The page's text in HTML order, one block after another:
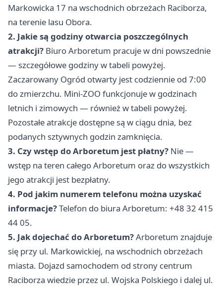
Markowicka 17 na wschodnich obrzeżach Raciborza,
na terenie lasu Obora.
2. Jakie są godziny otwarcia poszczególnych
atrakcji? Biuro Arboretum pracuje w dni powszednie
— szczegółowe godziny w tabeli powyżej.
Zaczarowany Ogród otwarty jest codziennie od 7:00
do zmierzchu. Mini-ZOO funkcjonuje w godzinach
letnich i zimowych — również w tabeli powyżej.
Pozostałe atrakcje dostępne są w ciągu dnia, bez
podanych sztywnych godzin zamknięcia.
3. Czy wstęp do Arboretum jest płatny? Nie —
wstęp na teren całego Arboretum oraz do wszystkich
jego atrakcji jest bezpłatny.
4. Pod jakim numerem telefonu można uzyskać
informacje?Telefon do biura Arboretum: +48 32 415
44 05.
5. Jak dojechać do Arboretum?Arboretum znajduje
się przy ul. Markowickiej, na wschodnich obrzeżach
miasta. Dojazd samochodem od strony centrum
Raciborza wiedzie przez ul. Wojska Polskiego i dalej ul.